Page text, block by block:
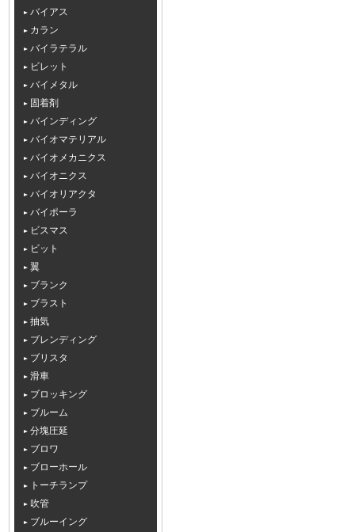
バイアス
カラン
バイラテラル
ビレット
バイメタル
固着剤
バインディング
バイオマテリアル
バイオメカニクス
バイオニクス
バイオリアクタ
バイポーラ
ビスマス
ビット
翼
ブランク
ブラスト
抽気
ブレンディング
ブリスタ
滑車
ブロッキング
ブルーム
分塊圧延
ブロワ
ブローホール
トーチランプ
吹管
ブルーイング